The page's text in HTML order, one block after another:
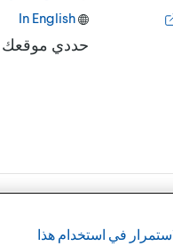
hsilgnE nI
حددي موقعك
في استخدام هذا